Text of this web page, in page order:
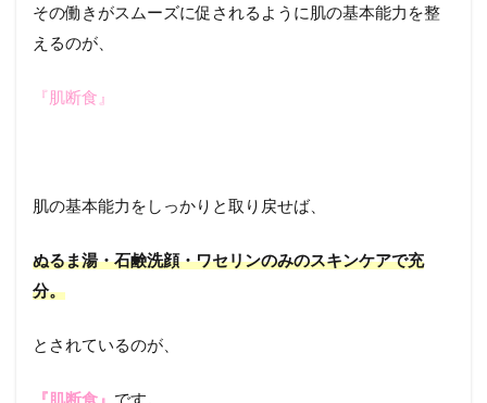
その働きがスムーズに促されるように肌の基本能力を整
えるのが、
『肌断食』
肌の基本能力をしっかりと取り戻せば、
ぬるま湯・石鹸洗顔・ワセリンのみのスキンケアで充
分。
とされているのが、
『肌断食』 です。